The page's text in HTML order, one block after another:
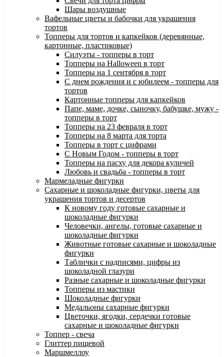
Шары воздушные
Вафельные цветы и бабочки для украшения
тортов
Топперы для тортов и капкейков (деревянные,
картонные, пластиковые)
Силуэты - топперы в торт
Топперы на Halloween в торт
Топперы на 1 сентября в торт
С днем рождения и с юбилеем - топперы для
тортов
Картонные топперы для капкейков
Папе, маме, дочке, сыночку, бабушке, мужу -
топперы в торт
Топперы на 23 февраля в торт
Топперы на 8 марта для торта
Топперы в торт с цифрами
С Новым Годом - топперы в торт
Топперы на пасху для декора куличей
Любовь и свадьба - топперы в торт
Мармеладные фигурки
Сахарные и шоколадные фигурки, цветы для
украшения тортов и десертов
К новому году готовые сахарные и
шоколадные фигурки
Человечки, ангелы, готовые сахарные и
шоколадные фигурки
Животные готовые сахарные и шоколадные
фигурки
Таблички с надписями, цифры из
шоколадной глазури
Разные сахарные и шоколадные фигурки
Топперы из мастики
Шоколадные фигурки
Медальоны сахарные фигурки
Цветочки, ягодки, сердечки готовые
сахарные и шоколадные фигурки
Топпер - свеча
Глиттер пищевой
Маршмеллоу